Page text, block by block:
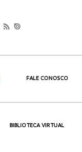
FALE CONOSCO
BIBLIOTECA VIRTUAL